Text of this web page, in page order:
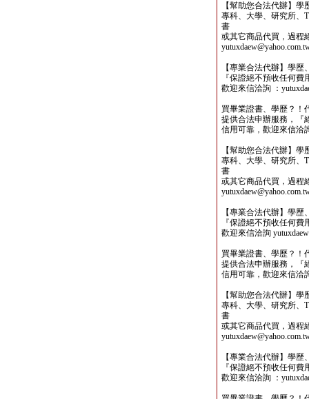
【幫助您合法代辦】
專科、大學、研究所、
書
或其它商品代買，過程
【專業合法代辦】學
『保證絕不預收任何
歡迎來信洽詢 ：
買畢業證書、學歷？！
提供合法申辦服務，『
信用可靠，歡迎來信洽
【幫助您合法代辦】
專科、大學、研究所、
書
或其它商品代買，過程
【專業合法代辦】學
『保證絕不預收任何
歡迎來信洽詢
買畢業證書、學歷？！
提供合法申辦服務，『
信用可靠，歡迎來信洽
【幫助您合法代辦】
專科、大學、研究所、
書
或其它商品代買，過程
【專業合法代辦】學
『保證絕不預收任何
歡迎來信洽詢 ：